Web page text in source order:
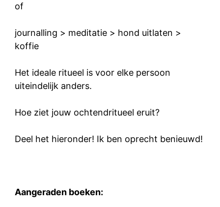
of
journalling > meditatie > hond uitlaten >
koffie
Het ideale ritueel is voor elke persoon
uiteindelijk anders.
Hoe ziet jouw ochtendritueel eruit?
Deel het hieronder! Ik ben oprecht benieuwd!
Aangeraden boeken: